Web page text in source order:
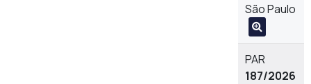
São Paulo
PAR
187/2026